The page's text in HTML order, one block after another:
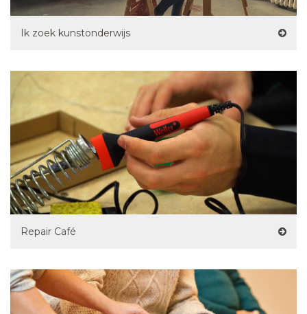
Ik zoek kunstonderwijs
Repair Café